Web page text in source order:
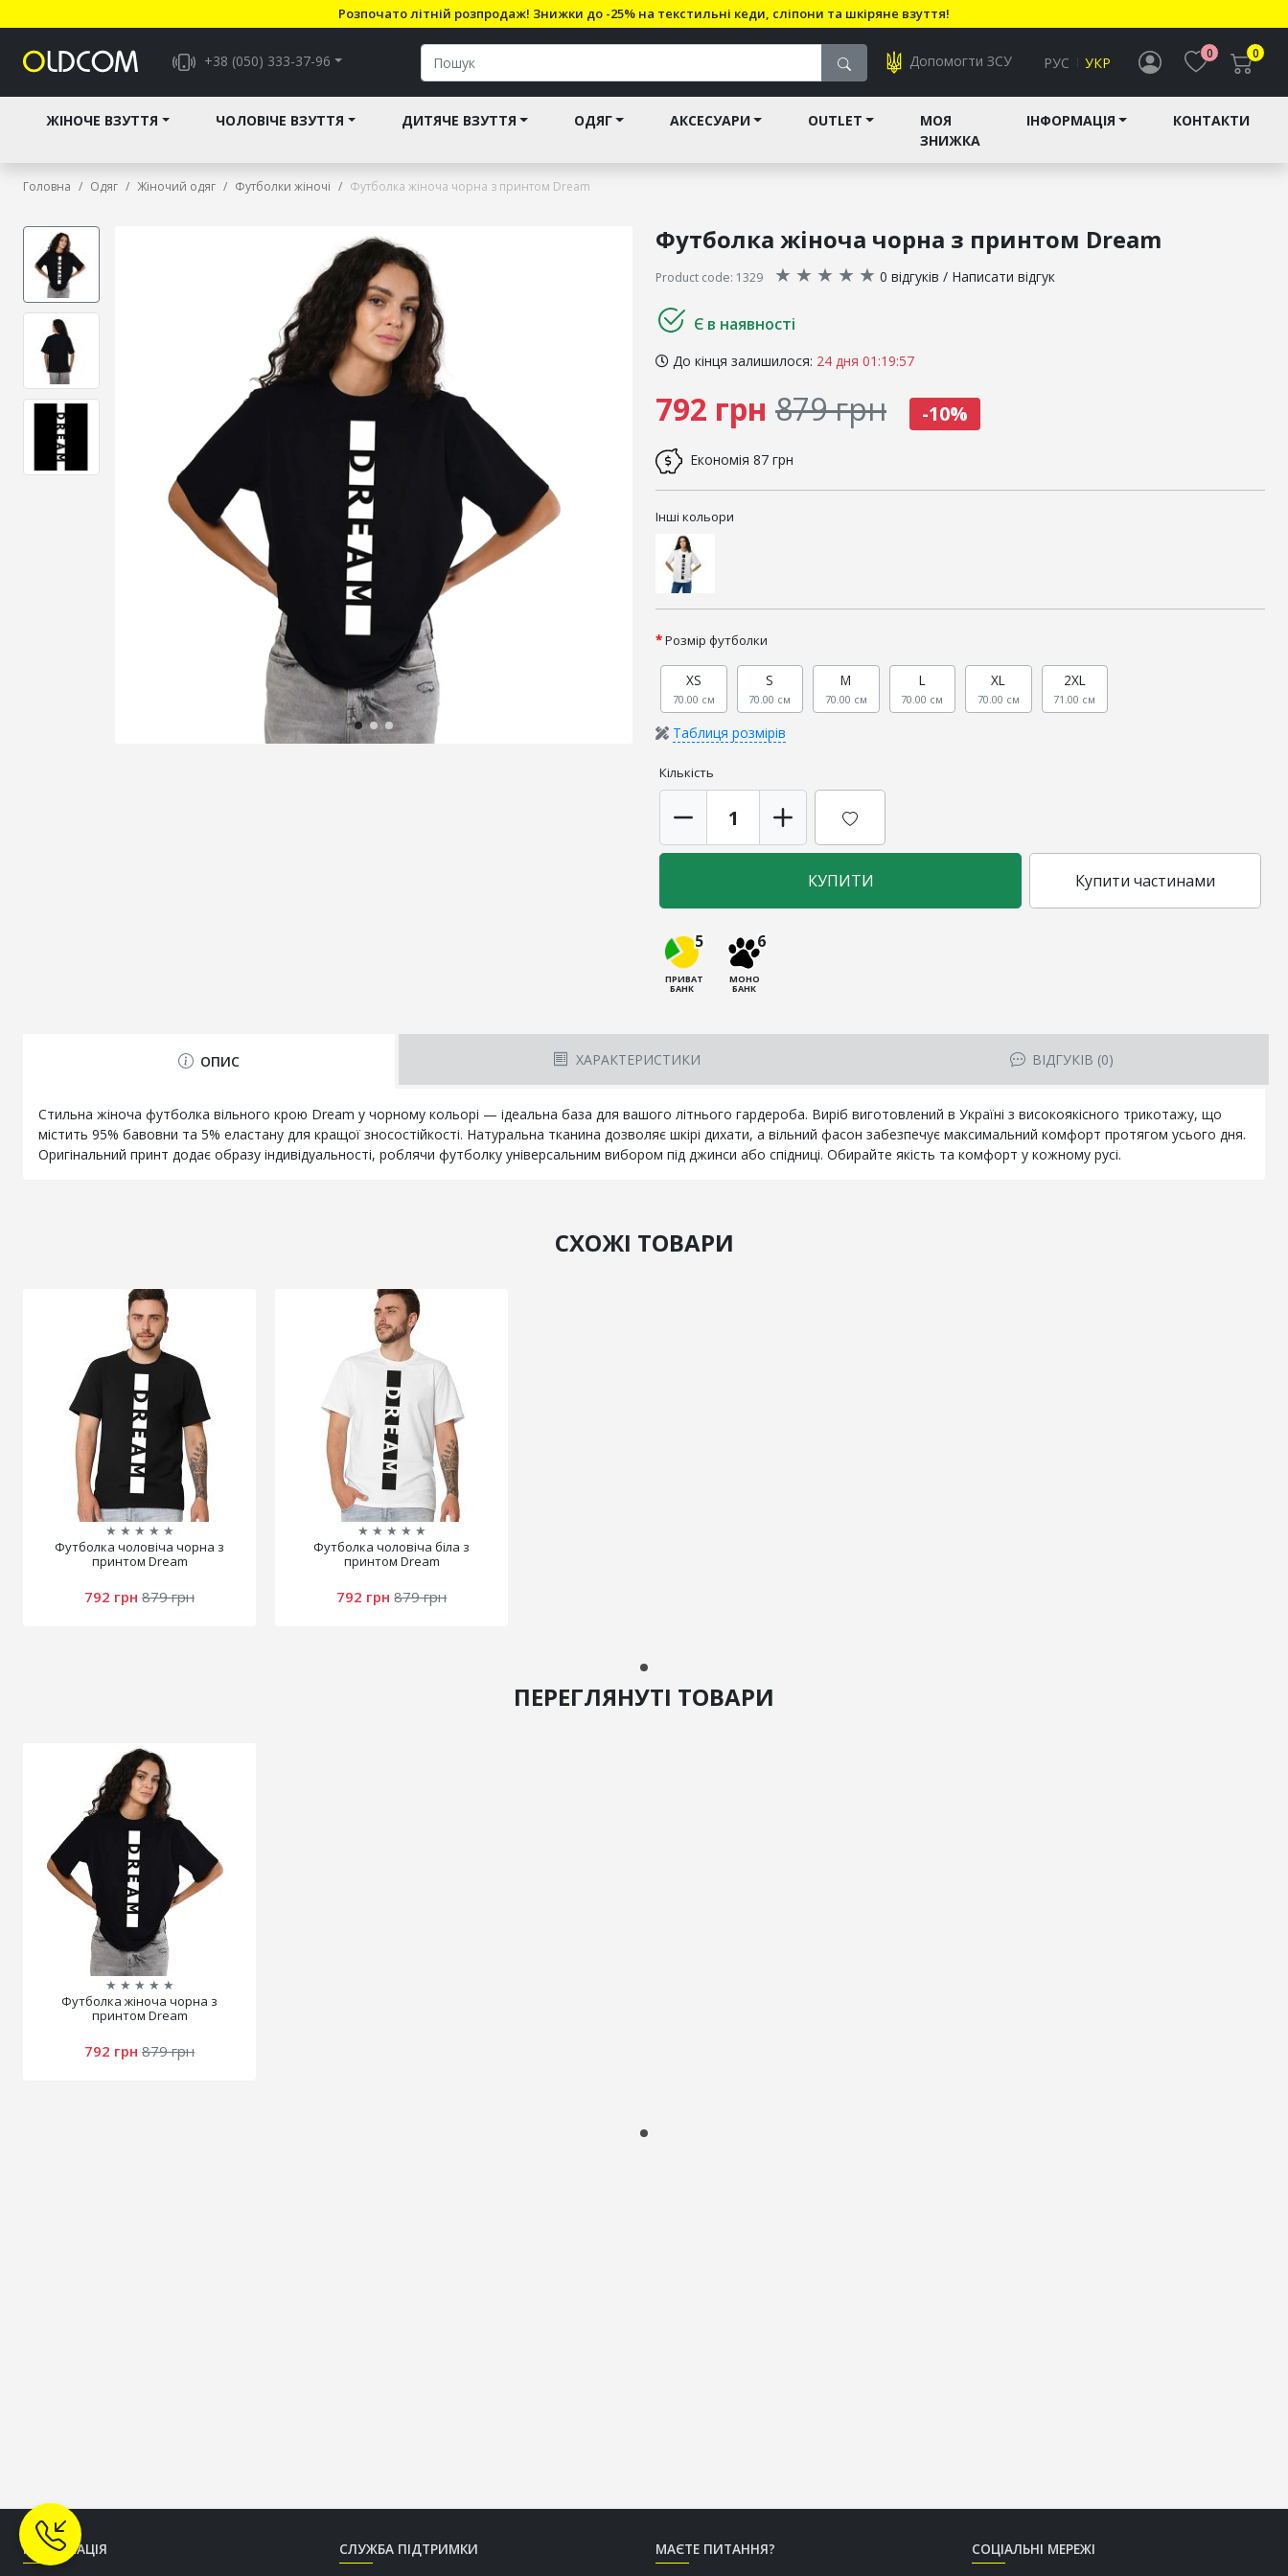
Розпочато літній розпродаж! Знижки до -25% на текстильні кеди, сліпони та шкіряне взуття!
+38 (050) 333-37-96 Допомогти ЗСУ РУС УКР
0 0
ЖІНОЧЕ ВЗУТТЯ ЧОЛОВІЧЕ ВЗУТТЯ ДИТЯЧЕ ВЗУТТЯ ОДЯГ АКСЕСУАРИ OUTLET
МОЯ
ЗНИЖКА
ІНФОРМАЦІЯ КОНТАКТИ
Головна Одяг Жіночий одяг Футболки жіночі Футболка жіноча чорна з принтом Dream
Футболка жіноча чорна з принтом Dream
Product code: 1329 ★ ★ ★ ★ ★ 0 відгуків / Написати відгук
Є в наявності
До кінця залишилося: 24 дня 01:19:56
792 грн 879 грн -10%
Економія 87 грн
Інші кольори
Розмір футболки
XS
70.00 см
S
70.00 см
M
70.00 см
L
70.00 см
XL
70.00 см
2XL
71.00 см
Таблиця розмірів
Кількість
КУПИТИ Купити частинами
5
ПРИВАТ
БАНК
6
МОНО
БАНК
ОПИС ХАРАКТЕРИСТИКИ ВІДГУКІВ (0)
Стильна жіноча футболка вільного крою Dream у чорному кольорі — ідеальна база для вашого літнього гардероба. Виріб виготовлений в Україні з високоякісного трикотажу, що
містить 95% бавовни та 5% еластану для кращої зносостійкості. Натуральна тканина дозволяє шкірі дихати, а вільний фасон забезпечує максимальний комфорт протягом усього дня.
Оригінальний принт додає образу індивідуальності, роблячи футболку універсальним вибором під джинси або спідниці. Обирайте якість та комфорт у кожному русі.
СХОЖІ ТОВАРИ
★ ★ ★ ★ ★
Футболка чоловіча чорна з
принтом Dream
792 грн 879 грн
★ ★ ★ ★ ★
Футболка чоловіча біла з
принтом Dream
792 грн 879 грн
ПЕРЕГЛЯНУТІ ТОВАРИ
★ ★ ★ ★ ★
Футболка жіноча чорна з
принтом Dream
792 грн 879 грн
ІНФОРМАЦІЯ СЛУЖБА ПІДТРИМКИ МАЄТЕ ПИТАННЯ? СОЦІАЛЬНІ МЕРЕЖІ